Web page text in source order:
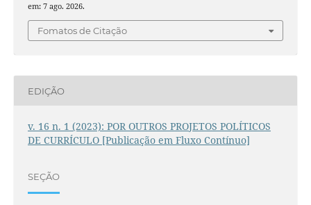
em: 7 ago. 2026.
Fomatos de Citação
EDIÇÃO
v. 16 n. 1 (2023): POR OUTROS PROJETOS POLÍTICOS
DE CURRÍCULO [Publicação em Fluxo Contínuo]
SEÇÃO